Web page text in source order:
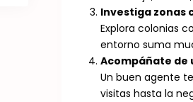
Investiga zonas
Explora colonias
entorno suma
Acompáñate de
Un buen agente
visitas hasta la